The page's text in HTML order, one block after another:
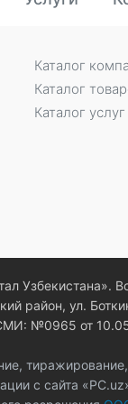
Каталог
Каталог
Каталог услуг
Узбекистана».
район, ул.
№0965 от
с сайта